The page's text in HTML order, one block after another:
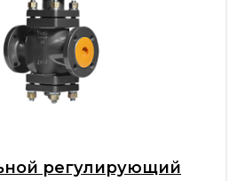
регулирующий